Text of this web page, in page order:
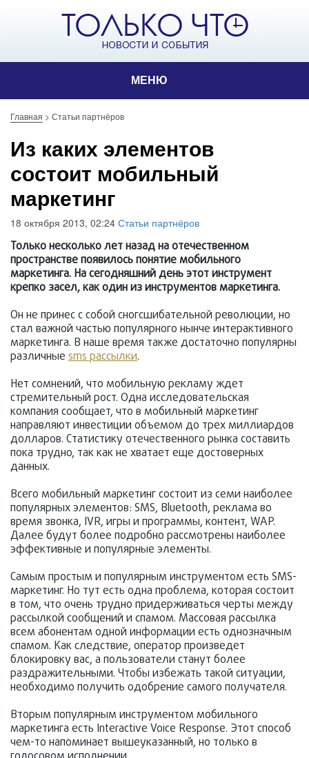
МЕНЮ
Главная > Статьи партнёров
Из каких элементов
состоит мобильный
маркетинг
18 октября 2013, 02:24 Статьи партнёров
Только несколько лет назад на отечественном
пространстве появилось понятие мобильного
маркетинга. На сегодняшний день этот инструмент
крепко засел, как один из инструментов маркетинга.
Он не принес с собой сногсшибательной революции, но
стал важной частью популярного нынче интерактивного
маркетинга. В наше время также достаточно популярны
различные sms рассылки.
Нет сомнений, что мобильную рекламу ждет
стремительный рост. Одна исследовательская
компания сообщает, что в мобильный маркетинг
направляют инвестиции объемом до трех миллиардов
долларов. Статистику отечественного рынка составить
пока трудно, так как не хватает еще достоверных
данных.
Всего мобильный маркетинг состоит из семи наиболее
популярных элементов: SMS, Bluetooth, реклама во
время звонка, IVR, игры и программы, контент, WAP.
Далее будут более подробно рассмотрены наиболее
эффективные и популярные элементы.
Самым простым и популярным инструментом есть SMS-
маркетинг. Но тут есть одна проблема, которая состоит
в том, что очень трудно придерживаться черты между
рассылкой сообщений и спамом. Массовая рассылка
всем абонентам одной информации есть однозначным
спамом. Как следствие, оператор произведет
блокировку вас, а пользователи станут более
раздражительными. Чтобы избежать такой ситуации,
необходимо получить одобрение самого получателя.
Вторым популярным инструментом мобильного
маркетинга есть Interactive Voice Response. Этот способ
чем-то напоминает вышеуказанный, но только в